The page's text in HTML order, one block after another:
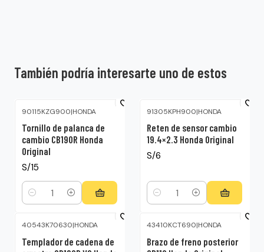
También podría interesarte uno de estos
90115KZG900|HONDA
Tornillo de palanca de
cambio CB190R Honda
Original
S/15
Cantidad
91305KPH900|HONDA
Reten de sensor cambio
19.4×2.3 Honda Original
S/6
Cantidad
40543K70630|HONDA
Templador de cadena de
43410KCT690|HONDA
Brazo de freno posterior